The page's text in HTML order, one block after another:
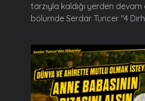
tarzıyla kaldığı yerden devam
bölümde Serdar Tuncer "4